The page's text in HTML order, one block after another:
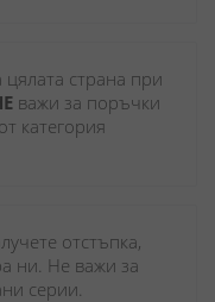
цялата страна при
важи за поръчки
категория
отстъпка,
ни. Не важи за
серии.